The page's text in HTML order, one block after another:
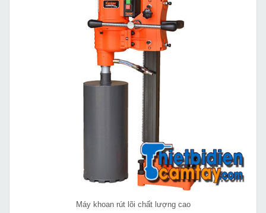
Máy khoan rút lõi chất lượng cao